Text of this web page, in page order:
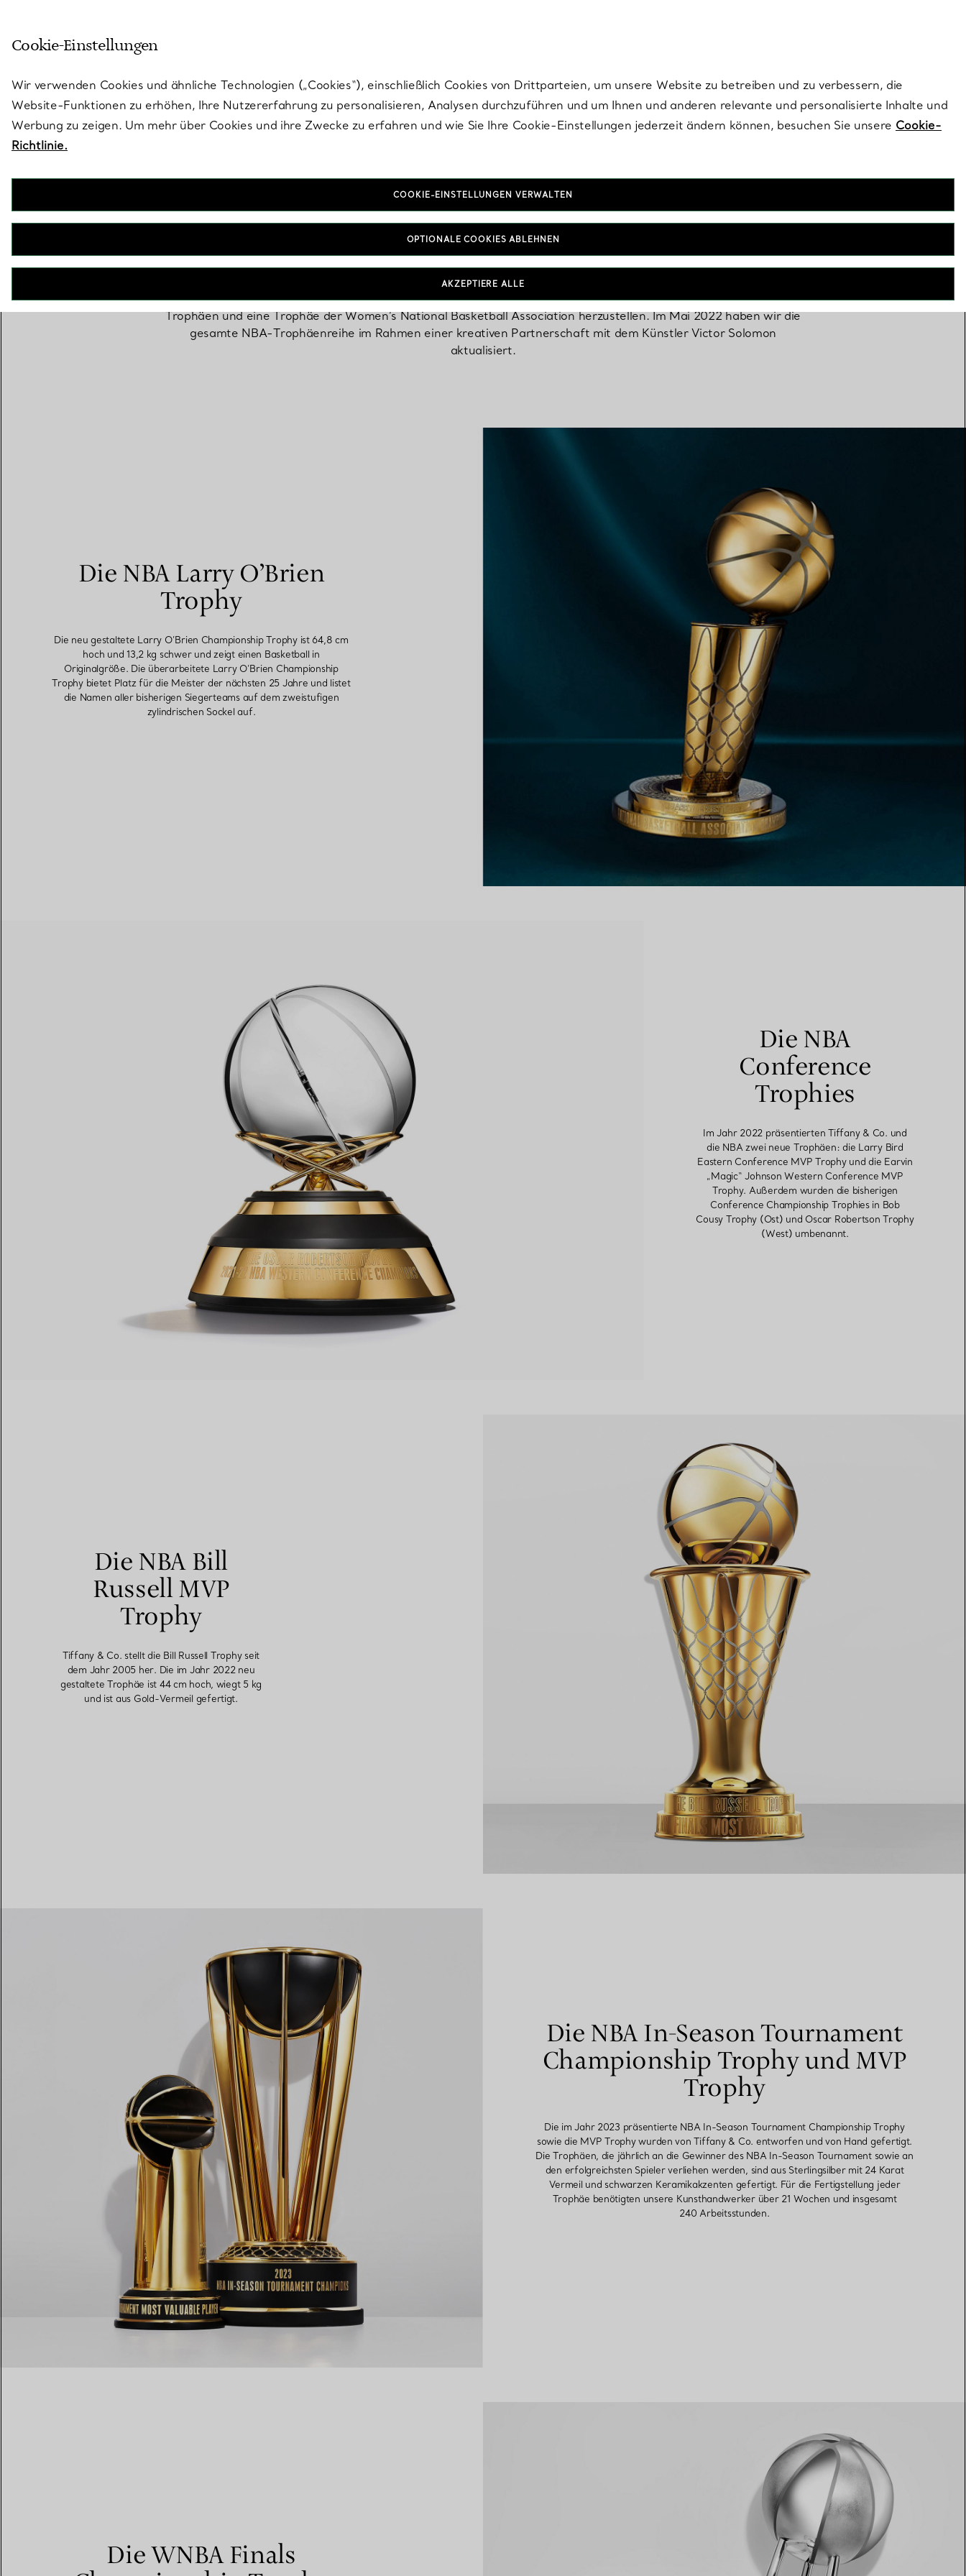
Basketball-Trophäen entworfen von Tiffany
Die erste Trophäe, die Tiffany & Co. für die National Basketball Association (NBA) entwarf und herstellte, war die
NBA Championship Trophy im Jahr 1977. Heute sind wir stolz darauf, insgesamt sieben heiß begehrte NBA-
Trophäen und eine Trophäe der Women’s National Basketball Association herzustellen. Im Mai 2022 haben wir die
gesamte NBA-Trophäenreihe im Rahmen einer kreativen Partnerschaft mit dem Künstler Victor Solomon
aktualisiert.
Die NBA Larry O’Brien
Trophy
Die neu gestaltete Larry O’Brien Championship Trophy ist 64,8 cm
hoch und 13,2 kg schwer und zeigt einen Basketball in
Originalgröße. Die überarbeitete Larry O’Brien Championship
Trophy bietet Platz für die Meister der nächsten 25 Jahre und listet
die Namen aller bisherigen Siegerteams auf dem zweistufigen
zylindrischen Sockel auf.
Die NBA
Conference
Trophies
Im Jahr 2022 präsentierten Tiffany & Co. und
die NBA zwei neue Trophäen: die Larry Bird
Eastern Conference MVP Trophy und die Earvin
„Magic“ Johnson Western Conference MVP
Trophy. Außerdem wurden die bisherigen
Conference Championship Trophies in Bob
Cousy Trophy (Ost) und Oscar Robertson Trophy
(West) umbenannt.
Die NBA Bill
Russell MVP
Trophy
Tiffany & Co. stellt die Bill Russell Trophy seit
dem Jahr 2005 her. Die im Jahr 2022 neu
gestaltete Trophäe ist 44 cm hoch, wiegt 5 kg
und ist aus Gold-Vermeil gefertigt.
Die NBA In-Season Tournament
Championship Trophy und MVP
Trophy
Die im Jahr 2023 präsentierte NBA In-Season Tournament Championship Trophy
sowie die MVP Trophy wurden von Tiffany & Co. entworfen und von Hand gefertigt.
Die Trophäen, die jährlich an die Gewinner des NBA In-Season Tournament sowie an
den erfolgreichsten Spieler verliehen werden, sind aus Sterlingsilber mit 24 Karat
Vermeil und schwarzen Keramikakzenten gefertigt. Für die Fertigstellung jeder
Trophäe benötigten unsere Kunsthandwerker über 21 Wochen und insgesamt
240 Arbeitsstunden.
Die WNBA Finals
Cookie-Einstellungen
Wir verwenden Cookies und ähnliche Technologien („Cookies“), einschließlich Cookies von Drittparteien, um unsere Website zu betreiben und zu verbessern, die
Website-Funktionen zu erhöhen, Ihre Nutzererfahrung zu personalisieren, Analysen durchzuführen und um Ihnen und anderen relevante und personalisierte Inhalte und
Werbung zu zeigen. Um mehr über Cookies und ihre Zwecke zu erfahren und wie Sie Ihre Cookie-Einstellungen jederzeit ändern können, besuchen Sie unsere Cookie-
Richtlinie.
COOKIE-EINSTELLUNGEN VERWALTEN
OPTIONALE COOKIES ABLEHNEN
AKZEPTIERE ALLE